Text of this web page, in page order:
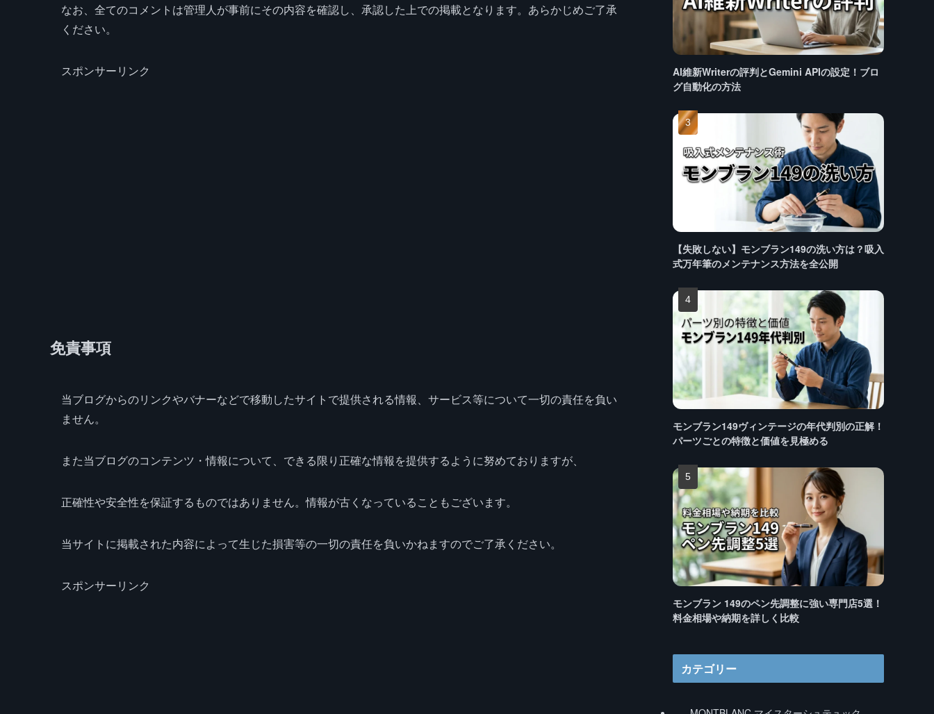
なお、全てのコメントは管理人が事前にその内容を確認し、承認した上での掲載となります。あらかじめご了承
ください。
スポンサーリンク
免責事項
当ブログからのリンクやバナーなどで移動したサイトで提供される情報、サービス等について一切の責任を負い
ません。
また当ブログのコンテンツ・情報について、できる限り正確な情報を提供するように努めておりますが、
正確性や安全性を保証するものではありません。情報が古くなっていることもございます。
当サイトに掲載された内容によって生じた損害等の一切の責任を負いかねますのでご了承ください。
スポンサーリンク
AI維新Writerの評判とGemini APIの設定！ブロ
グ自動化の方法
【失敗しない】モンブラン149の洗い方は？吸入
式万年筆のメンテナンス方法を全公開
モンブラン149ヴィンテージの年代判別の正解！
パーツごとの特徴と価値を見極める
モンブラン 149のペン先調整に強い専門店5選！
料金相場や納期を詳しく比較
カテゴリー